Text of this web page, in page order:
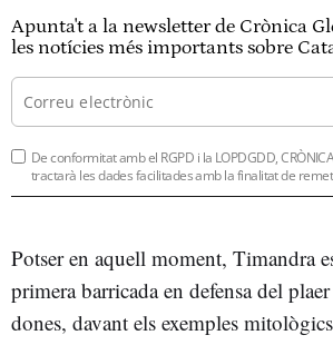
Apunta't a la newsletter de Crònica
les notícies més importants sobre
De conformitat amb el RGPD i la LOPDGDD,
tractarà les dades facilitades amb la finalitat de
Potser en aquell moment, Timandra
primera barricada en defensa del
dones, davant els exemples